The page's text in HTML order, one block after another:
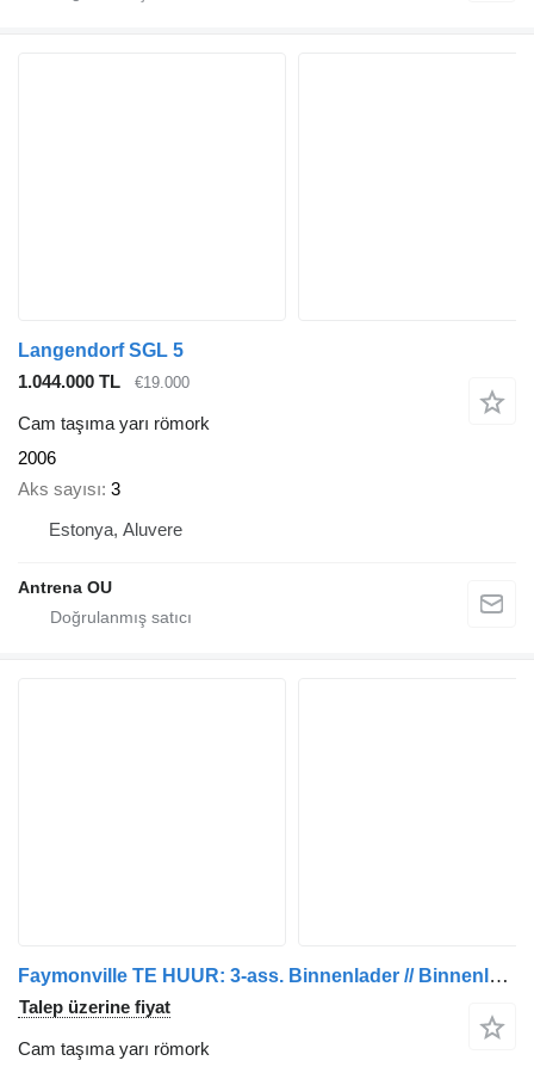
Langendorf SGL 5
1.044.000 TL
€19.000
Cam taşıma yarı römork
2006
Aks sayısı 3
Estonya, Aluvere
Antrena OU
Faymonville TE HUUR: 3-ass. Binnenlader // Binnenlengte 9,5 meter!
Talep üzerine fiyat
Cam taşıma yarı römork